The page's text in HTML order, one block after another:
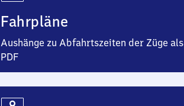
Fahrpläne
Aushänge zu Abfahrtszeiten der Züge als
PDF